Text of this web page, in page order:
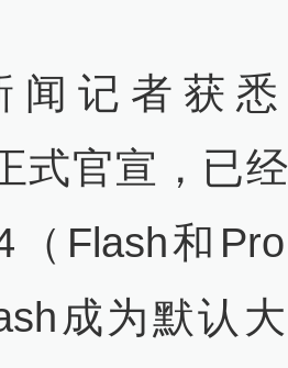
记者获悉
式官宣，已
（Flash和
成为默认